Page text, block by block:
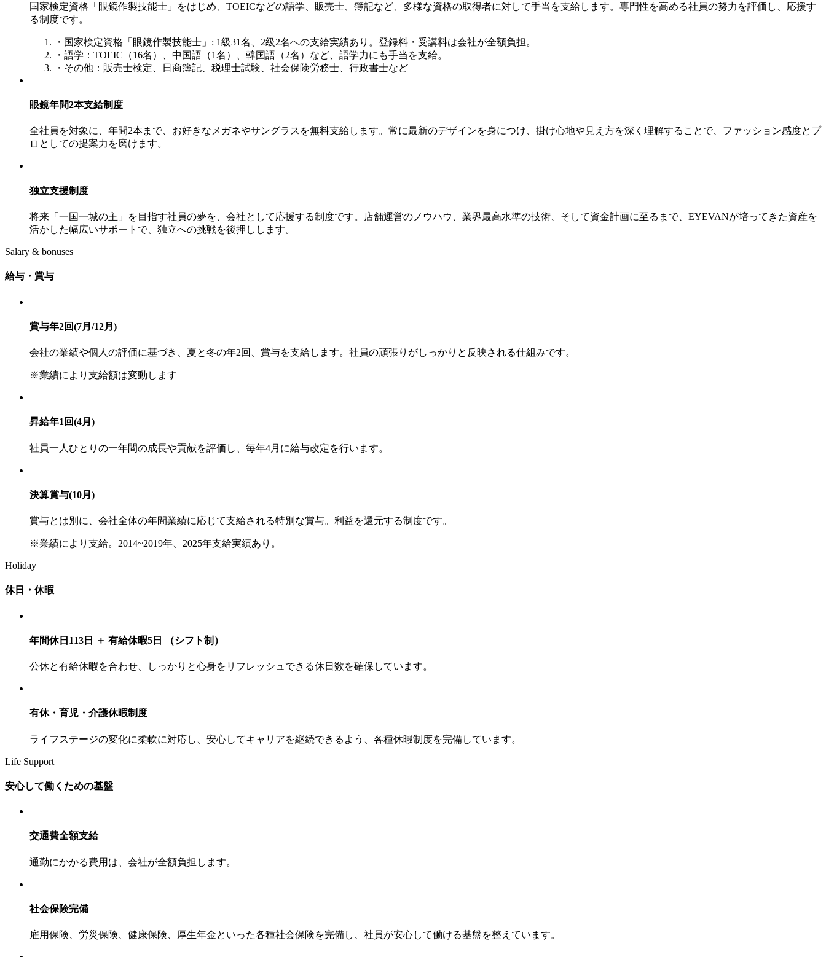
国家検定資格「眼鏡作製技能士」をはじめ、TOEICなどの語学、販売士、簿記など、多様な資格の取得者に対して手当を支給します。専門性を高める社員の努力を評価し、応援す
る制度です。
・国家検定資格「眼鏡作製技能士」: 1級31名、2級2名への支給実績あり。登録料・受講料は会社が全額負担。
・語学：TOEIC（16名）、中国語（1名）、韓国語（2名）など、語学力にも手当を支給。
・その他：販売士検定、日商簿記、税理士試験、社会保険労務士、行政書士など
眼鏡年間2本支給制度
全社員を対象に、年間2本まで、お好きなメガネやサングラスを無料支給します。常に最新のデザインを身につけ、掛け心地や見え方を深く理解することで、ファッション感度とプ
ロとしての提案力を磨けます。
独立支援制度
将来「一国一城の主」を目指す社員の夢を、会社として応援する制度です。店舗運営のノウハウ、業界最高水準の技術、そして資金計画に至るまで、EYEVANが培ってきた資産を
活かした幅広いサポートで、独立への挑戦を後押しします。
Salary & bonuses
給与・賞与
賞与年2回(7月/12月)
会社の業績や個人の評価に基づき、夏と冬の年2回、賞与を支給します。社員の頑張りがしっかりと反映される仕組みです。
※業績により支給額は変動します
昇給年1回(4月)
社員一人ひとりの一年間の成長や貢献を評価し、毎年4月に給与改定を行います。
決算賞与(10月)
賞与とは別に、会社全体の年間業績に応じて支給される特別な賞与。利益を還元する制度です。
※業績により支給。2014~2019年、2025年支給実績あり。
Holiday
休日・休暇
年間休日113日 ＋ 有給休暇5日 （シフト制）
公休と有給休暇を合わせ、しっかりと心身をリフレッシュできる休日数を確保しています。
有休・育児・介護休暇制度
ライフステージの変化に柔軟に対応し、安心してキャリアを継続できるよう、各種休暇制度を完備しています。
Life Support
安心して働くための基盤
交通費全額支給
通勤にかかる費用は、会社が全額負担します。
社会保険完備
雇用保険、労災保険、健康保険、厚生年金といった各種社会保険を完備し、社員が安心して働ける基盤を整えています。